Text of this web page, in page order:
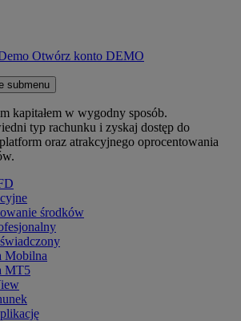
Otwórz konto DEMO
submenu
kapitałem w wygodny sposób.
typ rachunku i zyskaj dostęp do
oraz atrakcyjnego oprocentowania
środków
Mobilna
MT5